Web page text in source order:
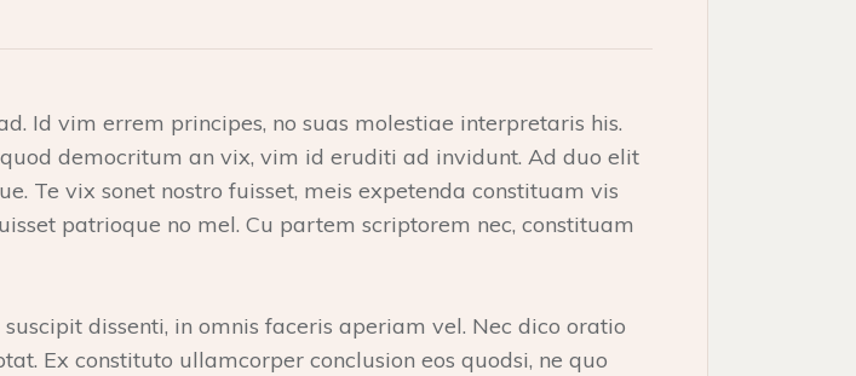
Id vim errem principes, no suas molestiae interpretaris his.
democritum an vix, vim id eruditi ad invidunt. Ad duo elit
Te vix sonet nostro fuisset, meis expetenda constituam vis
patrioque no mel. Cu partem scriptorem nec, constituam
dissenti, in omnis faceris aperiam vel. Nec dico oratio
Ex constituto ullamcorper conclusion eos quodsi, ne quo